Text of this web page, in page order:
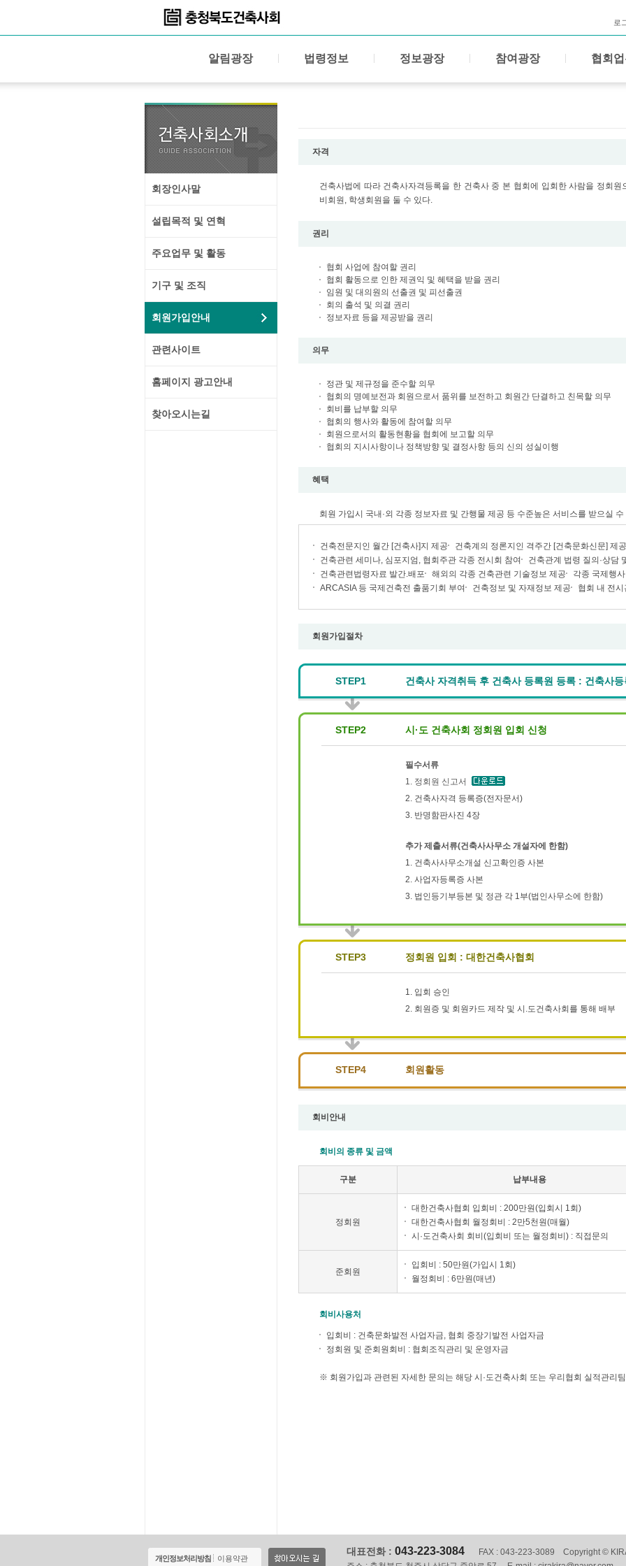
로
알림광장 법령정보 정보광장 참여광장 협회
회장인사말
설립목적 및 연혁
주요업무 및 활동
기구 및 조직
회원가입안내
관련사이트
홈페이지 광고안내
찾아오시는길
자격
건축사법에 따라 건축사자격등록을 한 건축사 중 본 협회에 입회한 사람을 정회
비회원, 학생회원을 둘 수 있다.
권리
협회 사업에 참여할 권리
협회 활동으로 인한 제권익 및 혜택을 받을 권리
임원 및 대의원의 선출권 및 피선출권
회의 출석 및 의결 권리
정보자료 등을 제공받을 권리
의무
정관 및 제규정을 준수할 의무
협회의 명예보전과 회원으로서 품위를 보전하고 회원간 단결하고 친목할 의무
회비를 납부할 의무
협회의 행사와 활동에 참여할 의무
회원으로서의 활동현황을 협회에 보고할 의무
협회의 지시사항이나 정책방향 및 결정사항 등의 신의 성실이행
혜택
회원 가입시 국내·외 각종 정보자료 및 간행물 제공 등 수준높은 서비스를 받으실
건축전문지인 월간 [건축사]지 제공
건축계의 정론지인 격주간 [건축문화신문] 제공
건축관련 세미나, 심포지엄, 협회주관 각종 전시회 참여
건축관계 법령 질의·상담
건축관련법령자료 발간.배포
해외의 각종 건축관련 기술정보 제공
각종 국제행
ARCASIA 등 국제건축전 출품기회 부여
건축정보 및 자재정보 제공 협회 내 전
회원가입절차
STEP1 건축사 자격취득 후 건축사 등록원 등록 : 건축사등
STEP2 시·도 건축사회 정회원 입회 신청
필수서류
1. 정회원 신고서
2. 건축사자격 등록증(전자문서)
3. 반명함판사진 4장
추가 제출서류(건축사사무소 개설자에 한함)
1. 건축사사무소개설 신고확인증 사본
2. 사업자등록증 사본
3. 법인등기부등본 및 정관 각 1부(법인사무소에 한함)
STEP3 정회원 입회 : 대한건축사협회
1. 입회 승인
2. 회원증 및 회원카드 제작 및 시.도건축사회를 통해 배부
STEP4 회원활동
회비안내
회비의 종류 및 금액
구분 납부내용
정회원
대한건축사협회 입회비 : 200만원(입회시 1회)
대한건축사협회 월정회비 : 2만5천원(매월)
시·도건축사회 회비(입회비 또는 월정회비) : 직접문의
준회원
입회비 : 50만원(가입시 1회)
월정회비 : 6만원(매년)
회비사용처
입회비 : 건축문화발전 사업자금, 협회 중장기발전 사업자금
정회원 및 준회원회비 : 협회조직관리 및 운영자금
※ 회원가입과 관련된 자세한 문의는 해당 시·도건축사회 또는 우리협회 실적관리
개인정보처리방침 이용약관
대표전화 : 043-223-3084
FAX : 043-223-3089 Copyright ©